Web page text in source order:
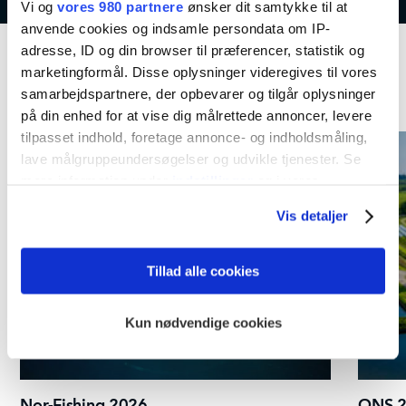
Vi og vores 980 partnere ønsker dit samtykke til at
anvende cookies og indsamle persondata om IP-
adresse, ID og din browser til præferencer, statistik og
marketingformål. Disse oplysninger videregives til vores
samarbejdspartnere, der opbevarer og tilgår oplysninger
på din enhed for at vise dig målrettede annoncer, levere
tilpasset indhold, foretage annonce- og indholdsmåling,
lave målgruppeundersøgelser og udvikle tjenester. Se
"Cookiedeklaration", eller ved at trykke på "Privacy
annoncer, til at vise dig funktioner til sociale medier og til
at analysere vores trafik. Vi deler også oplysninger om
Vis detaljer
Tillad alle cookies
Kun nødvendige cookies
Kommende aktiviteter